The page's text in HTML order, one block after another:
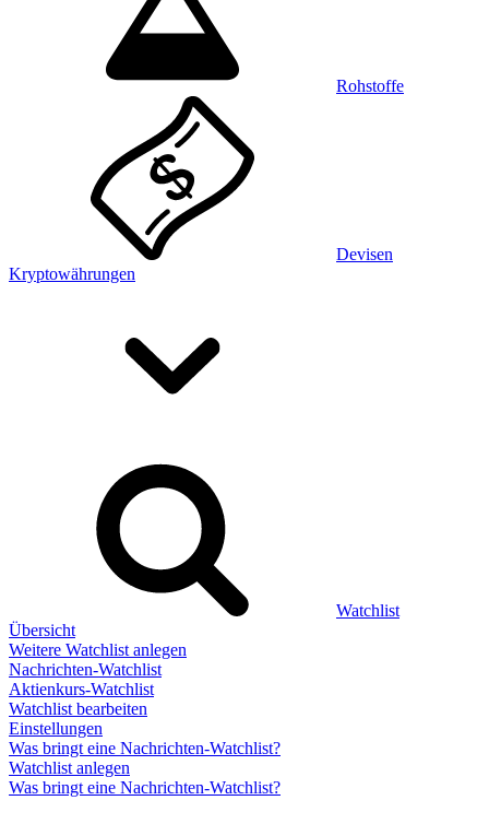
Rohstoffe
Devisen
Kryptowährungen
Watchlist
Übersicht
Weitere Watchlist anlegen
Nachrichten-Watchlist
Aktienkurs-Watchlist
Watchlist bearbeiten
Einstellungen
Was bringt eine Nachrichten-Watchlist?
Watchlist anlegen
Was bringt eine Nachrichten-Watchlist?